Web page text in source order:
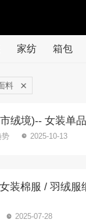
家纺 箱包
料
绒境)-- 女装单
势 2025-10-13
装棉服 / 羽绒服
2025-07-28